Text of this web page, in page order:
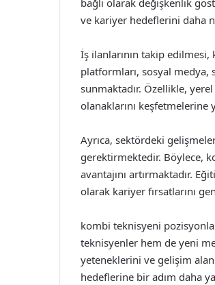
bağlı olarak değişkenlik
ve kariyer hedeflerini daha
İş ilanlarının takip
platformları, sosyal
sunmaktadır. Özellikle,
olanaklarını keşfetmelerine
Ayrıca, sektördeki
gerektirmektedir. Böylece,
avantajını artırmaktadır.
olarak kariyer fırsatlarını
kombi teknisyeni
teknisyenler hem de yeni
yeteneklerini ve gelişim
hedeflerine bir adım daha